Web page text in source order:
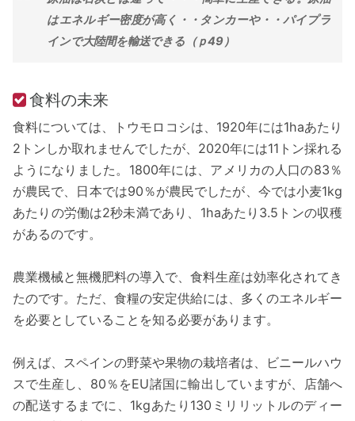
はエネルギー密度が高く・・タンカーや・・パイプラ
インで大陸間を輸送できる（ｐ49）
食料の未来
食料については、トウモロコシは、1920年には1haあたり
2トンしか取れませんでしたが、2020年には11トン採れる
ようになりました。1800年には、アメリカの人口の83％
が農民で、日本では90％が農民でしたが、今では小麦1kg
あたりの労働は2秒未満であり、1haあたり3.5トンの収穫
があるのです。
農業機械と無機肥料の導入で、食料生産は効率化されてき
たのです。ただ、食糧の安定供給には、多くのエネルギー
を必要としていることを知る必要があります。
例えば、スペインの野菜や果物の栽培者は、ビニールハウ
スで生産し、80％をEU諸国に輸出していますが、店舗へ
の配送するまでに、1kgあたり130ミリリットルのディー